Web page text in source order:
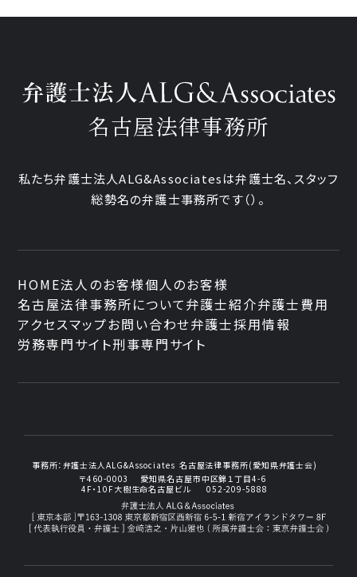
名古屋法律事務所
私たち弁護士法人ALG&Associatesは弁護士名、 スタッフ
総勢名の弁護士事務所です（）。
HOME法人のお客様個人のお客様
名古屋法律事務所について弁護士紹介弁護士費用
アクセスマップお問い合わせ弁護士採用情報
労務専門サイト刑事専門サイト
事務所： 弁護士法人ALG&Associates 名古屋法律事務所(愛知県弁護士会)
〒460-0003
愛知県名古屋市中区錦１丁目4-6
4F・10F大樹生命名古屋ビル
052-209-5888